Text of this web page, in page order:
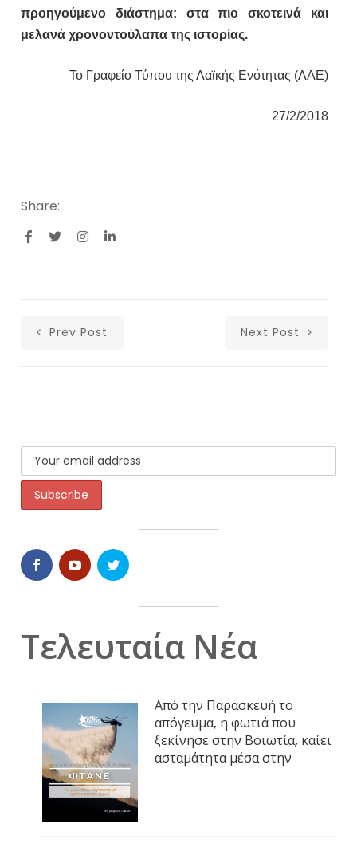
προηγούμενο διάστημα: στα πιο σκοτεινά και
μελανά χρονοντούλαπα της ιστορίας.
Το Γραφείο Τύπου της Λαϊκής Ενότητας (ΛΑΕ)
27/2/2018
Share:
Prev Post Next Post
Τελευταία Νέα
Από την Παρασκευή το
απόγευμα, η φωτιά που
ξεκίνησε στην Βοιωτία, καίει
ασταμάτητα μέσα στην